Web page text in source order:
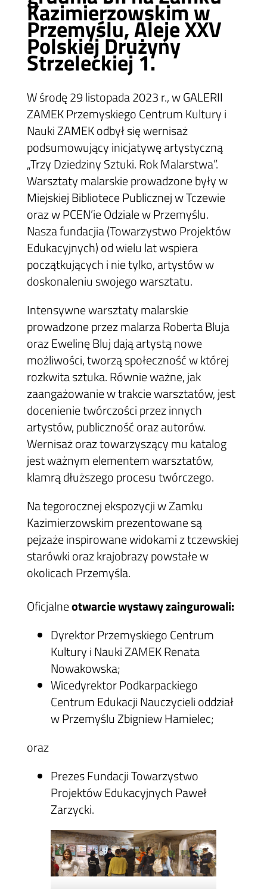
Kazimierzowskim w
Przemyślu, Aleje XXV
Polskiej Drużyny
Strzeleckiej 1.
W środę 29 listopada 2023 r., w GALERII
ZAMEK Przemyskiego Centrum Kultury i
Nauki ZAMEK odbył się wernisaż
podsumowujący inicjatywę artystyczną
„Trzy Dziedziny Sztuki. Rok Malarstwa”.
Warsztaty malarskie prowadzone były w
Miejskiej Bibliotece Publicznej w Tczewie
oraz w PCEN’ie Odziale w Przemyślu.
Nasza fundacjia (Towarzystwo Projektów
Edukacyjnych) od wielu lat wspiera
początkujących i nie tylko, artystów w
doskonaleniu swojego warsztatu.
Intensywne warsztaty malarskie
prowadzone przez malarza Roberta Bluja
oraz Ewelinę Bluj dają artystą nowe
możliwości, tworzą społeczność w której
rozkwita sztuka. Równie ważne, jak
zaangażowanie w trakcie warsztatów, jest
docenienie twórczości przez innych
artystów, publiczność oraz autorów.
Wernisaż oraz towarzyszący mu katalog
jest ważnym elementem warsztatów,
klamrą dłuższego procesu twórczego.
Na tegorocznej ekspozycji w Zamku
Kazimierzowskim prezentowane są
pejzaże inspirowane widokami z tczewskiej
starówki oraz krajobrazy powstałe w
okolicach Przemyśla.
Oficjalneotwarcie wystawy zaingurowali:
Dyrektor Przemyskiego Centrum
Kultury i Nauki ZAMEK Renata
Nowakowska;
Wicedyrektor Podkarpackiego
Centrum Edukacji Nauczycieli oddział
w Przemyślu Zbigniew Hamielec;
oraz
Prezes Fundacji Towarzystwo
Projektów Edukacyjnych Paweł
Zarzycki.